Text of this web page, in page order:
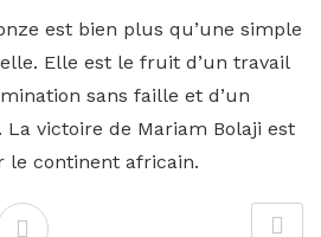
est bien plus qu’une simple
Elle est le fruit d’un travail
sans faille et d’un
victoire de Mariam Bolaji est
le continent africain.